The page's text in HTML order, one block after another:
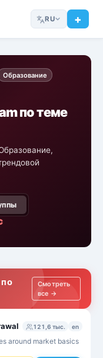
RU
Образование
по теме
Смотреть
все →
121,6 тыс. en
around market basics